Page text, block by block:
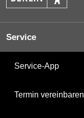
Service
Service-App
Termin vereinbaren